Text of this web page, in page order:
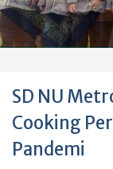
SD NU
Cooking
Pandemi